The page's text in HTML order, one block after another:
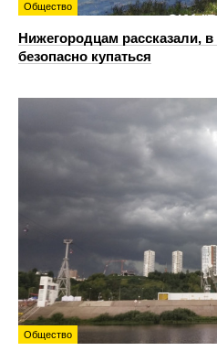
Общество
Нижегородцам рассказали,
безопасно купаться
Общество